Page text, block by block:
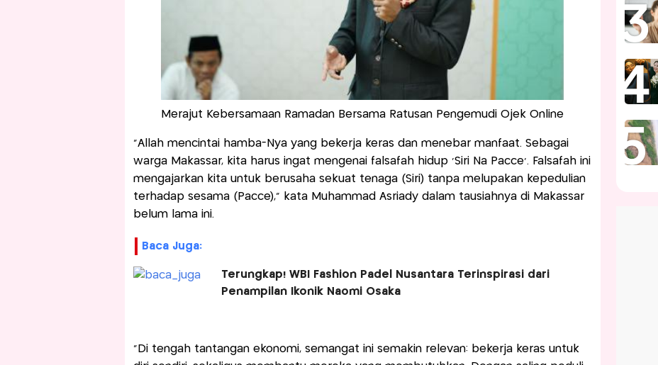
Merajut Kebersamaan Ramadan Bersama Ratusan Pengemudi Ojek Online
“Allah mencintai hamba-Nya yang bekerja keras dan menebar manfaat. Sebagai
warga Makassar, kita harus ingat mengenai falsafah hidup ‘Siri Na Pacce’. Falsafah ini
mengajarkan kita untuk berusaha sekuat tenaga (Siri) tanpa melupakan kepedulian
terhadap sesama (Pacce)," kata Muhammad Asriady dalam tausiahnya di Makassar
belum lama ini.
Baca Juga:
Terungkap! WBI Fashion Padel Nusantara Terinspirasi dari
Penampilan Ikonik Naomi Osaka
"Di tengah tantangan ekonomi, semangat ini semakin relevan: bekerja keras untuk